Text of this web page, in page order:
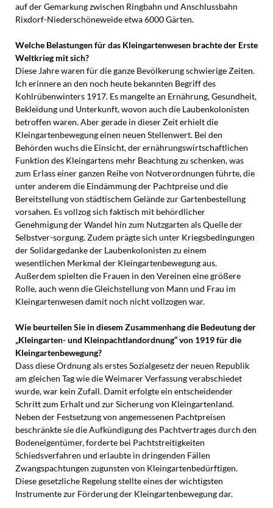
auf der Gemarkung zwischen Ringbahn und Anschlussbahn
Rixdorf-Niederschöneweide etwa 6000 Gärten.
Welche Belastungen für das Kleingartenwesen brachte der Erste
Weltkrieg mit sich?
Diese Jahre waren für die ganze Bevölkerung schwierige Zeiten.
Ich erinnere an den noch heute bekannten Begriff des
Kohlrübenwinters 1917. Es mangelte an Ernährung, Gesundheit,
Bekleidung und Unterkunft, wovon auch die Laubenkolonisten
betroffen waren. Aber gerade in dieser Zeit erhielt die
Kleingartenbewegung einen neuen Stellenwert. Bei den
Behörden wuchs die Einsicht, der ernährungswirtschaftlichen
Funktion des Kleingartens mehr Beachtung zu schenken, was
zum Erlass einer ganzen Reihe von Notverordnungen führte, die
unter anderem die Eindämmung der Pachtpreise und die
Bereitstellung von städtischem Gelände zur Gartenbestellung
vorsahen. Es vollzog sich faktisch mit behördlicher
Genehmigung der Wandel hin zum Nutzgarten als Quelle der
Selbstver-sorgung. Zudem prägte sich unter Kriegsbedingungen
der Solidargedanke der Laubenkolonisten zu einem
wesentlichen Merkmal der Kleingartenbewegung aus.
Außerdem spielten die Frauen in den Vereinen eine größere
Rolle, auch wenn die Gleichstellung von Mann und Frau im
Kleingartenwesen damit noch nicht vollzogen war.
Wie beurteilen Sie in diesem Zusammenhang die Bedeutung der
„Kleingarten- und Kleinpachtlandordnung“ von 1919 für die
Kleingartenbewegung?
Dass diese Ordnung als erstes Sozialgesetz der neuen Republik
am gleichen Tag wie die Weimarer Verfassung verabschiedet
wurde, war kein Zufall. Damit erfolgte ein entscheidender
Schritt zum Erhalt und zur Sicherung von Kleingartenland.
Neben der Festsetzung von angemessenen Pachtpreisen
beschränkte sie die Aufkündigung des Pachtvertrages durch den
Bodeneigentümer, forderte bei Pachtstreitigkeiten
Schiedsverfahren und erlaubte in dringenden Fällen
Zwangspachtungen zugunsten von Kleingartenbedürftigen.
Diese gesetzliche Regelung stellte eines der wichtigsten
Instrumente zur Förderung der Kleingartenbewegung dar.